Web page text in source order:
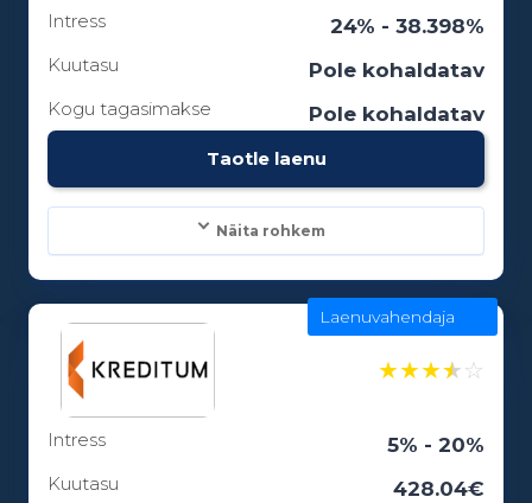
Intress 24% - 38.398%
Kuutasu Pole kohaldatav
Kogu tagasimakse Pole kohaldatav
Taotle laenu
Näita rohkem
100 - 5000€
Laenuperiood:
★★★★☆
Intress 5% - 20%
Kuutasu 428.04€
Laenuvahendaja